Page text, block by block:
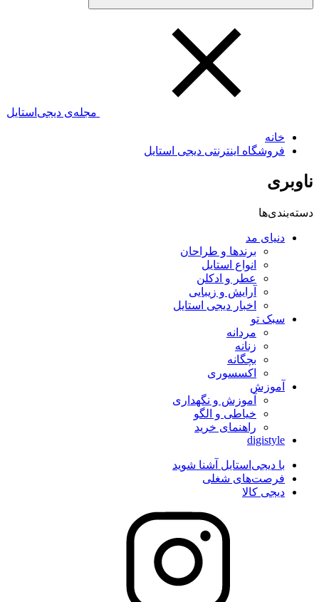
مجله‌ی دیجی‌استایل
خانه
فروشگاه اینترنتی دیجی استایل
ناوبری
دسته‌بندی‌ها
دنیای مد
برندها و طراحان
انواع استایل
عطر و ادکلن
آرایش و زیبایی
اخبار دیجی استایل
سبک تو
مردانه
زنانه
بچگانه
اکسسوری
آموزش
آموزش و نگهداری
خیاطی و الگو
راهنمای خرید
digistyle
با دیجی‌استایل آشنا شوید
فرصت‌های شغلی
دیجی کالا